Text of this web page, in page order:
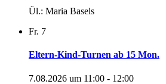
Ül.: Maria Basels
Fr. 7
Eltern-Kind-Turnen ab 15 Mon.
7.08.2026 um 11:00 - 12:00